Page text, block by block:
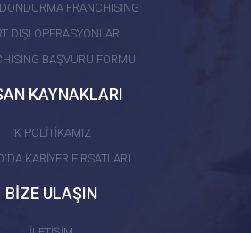
FRANCHISING
DIŞI OPERASYONLAR
BAŞVURU FORMU
KAYNAKLARI
İK POLİTİKAMIZ
KARİYER FIRSATLARI
BİZE ULAŞIN